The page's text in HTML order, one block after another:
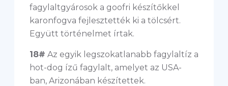
fagylaltgyárosok a goofri készítőkkel
karonfogva fejlesztették ki a tölcsért.
Együtt történelmet írtak.
18# Az egyik legszokatlanabb fagylaltíz a
hot-dog ízű fagylalt, amelyet az USA-
ban, Arizonában készítettek.